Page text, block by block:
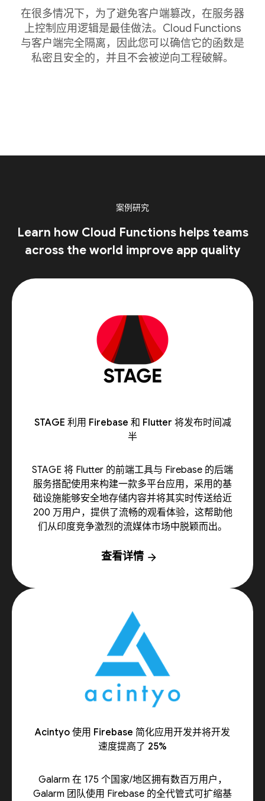
在很多情况下，为了避免客户端篡改，在服务器
上控制应用逻辑是最佳做法。Cloud Functions
与客户端完全隔离，因此您可以确信它的函数是
私密且安全的，并且不会被逆向工程破解。
案例研究
Learn how Cloud Functions helps teams
across the world improve app quality
STAGE 利用 Firebase 和 Flutter 将发布时间减
半
STAGE 将 Flutter 的前端工具与 Firebase 的后端
服务搭配使用来构建一款多平台应用，采用的基
础设施能够安全地存储内容并将其实时传送给近
200 万用户，提供了流畅的观看体验，这帮助他
们从印度竞争激烈的流媒体市场中脱颖而出。
查看详情 arrow_forward
Acintyo 使用 Firebase 简化应用开发并将开发
速度提高了 25%
Galarm 在 175 个国家/地区拥有数百万用户，
Galarm 团队使用 Firebase 的全代管式可扩缩基